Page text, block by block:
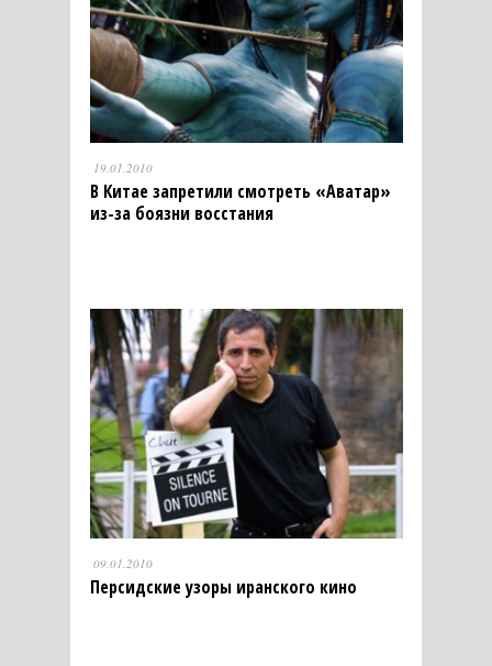
19.01.2010
В Китае запретили смотреть «Аватар»
из-за боязни восстания
09.01.2010
Персидские узоры иранского кино